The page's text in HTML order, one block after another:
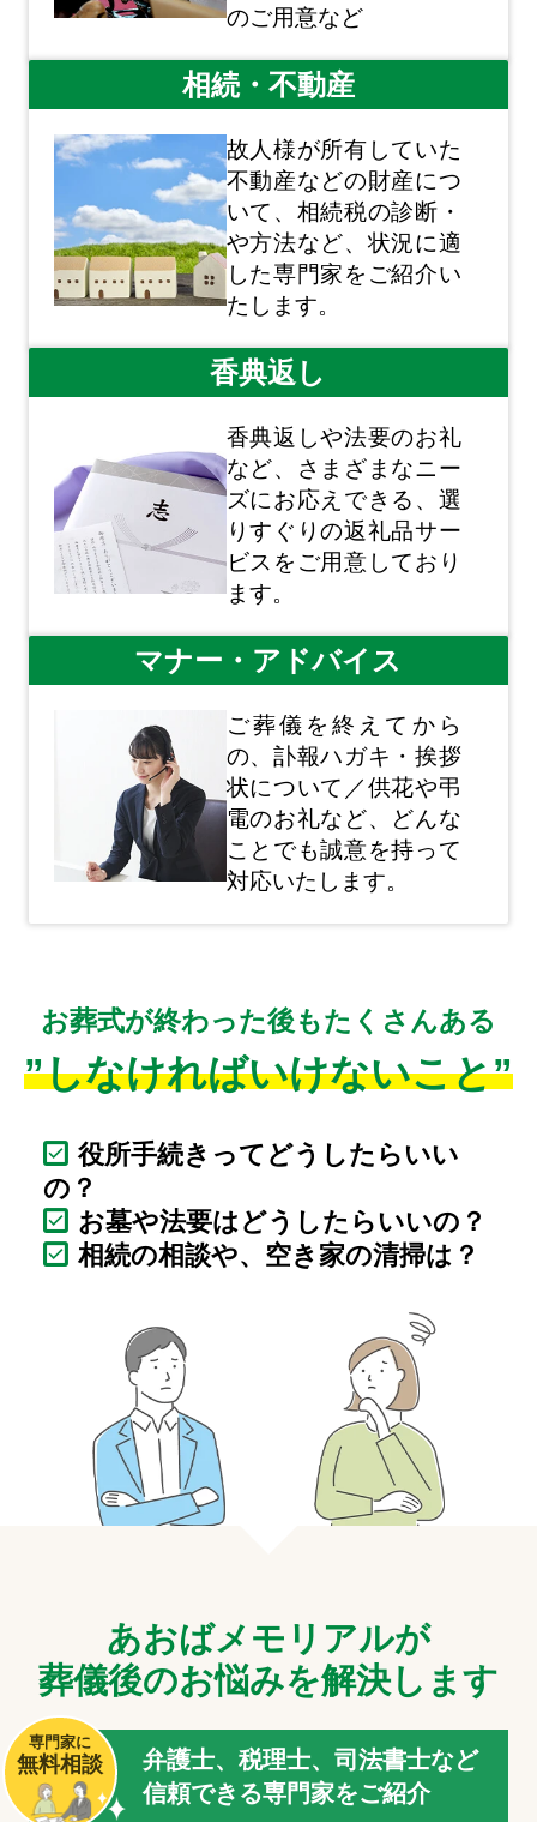
のご用意など
相続・不動産
故人様が所有していた
不動産などの財産につ
いて、相続税の診断・
や方法など、状況に適
した専門家をご紹介い
たします。
香典返し
香典返しや法要のお礼
など、さまざまなニー
ズにお応えできる、選
りすぐりの返礼品サー
ビスをご用意しており
ます。
マナー・アドバイス
ご葬儀を終えてから
の、訃報ハガキ・挨拶
状について／供花や弔
電のお礼など、どんな
ことでも誠意を持って
対応いたします。
お葬式が終わった後もたくさんある
”しなければいけないこと”
役所手続きってどうしたらいい
の？
お墓や法要はどうしたらいいの？
相続の相談や、空き家の清掃は？
あおばメモリアルが
葬儀後のお悩みを解決します
専門家に
無料相談
弁護士、税理士、司法書士など
信頼できる専門家をご紹介